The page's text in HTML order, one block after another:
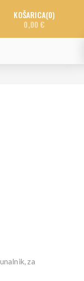
KOŠARICA 0
0,00 €
za